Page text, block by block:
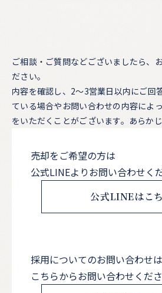
売却をご希望の方は
公式LINEよりお問い合わせく
公式LINEはこ
採用についてのお問い合わせは
こちらからお問い合わせくださ
ご相談・ご質問などございましたら、
ださい。
内容を確認し、2〜3営業日以内にご回
ている場合やお問い合わせの内容によ
をいただくことがございます。あらか